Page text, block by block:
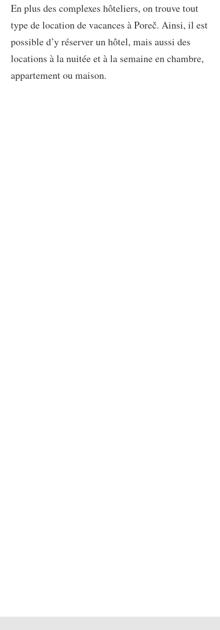
En plus des complexes hôteliers, on trouve tout
type de location de vacances à Poreč. Ainsi, il est
possible d’y réserver un hôtel, mais aussi des
locations à la nuitée et à la semaine en chambre,
appartement ou maison.